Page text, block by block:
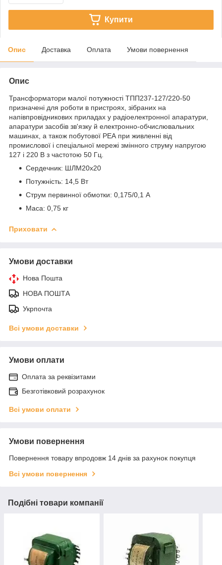
Купити
Опис Доставка Оплата Умови повернення
Опис
Трансформатори малої потужності ТПП237-127/220-50
призначені для роботи в пристроях, зібраних на
напівпровідникових приладах у радіоелектронної апаратури,
апаратури засобів зв'язку й електронно-обчислювальних
машинах, а також побутової РЕА при живленні від
промислової і спеціальної мережі змінного струму напругою
127 і 220 В з частотою 50 Гц.
Сердечник: ШЛМ20х20
Потужність: 14,5 Вт
Струм первинної обмотки: 0,175/0,1 А
Маса: 0,75 кг
Приховати
Умови доставки
Нова Пошта
НОВА ПОШТА
Укрпочта
Всі умови доставки
Умови оплати
Оплата за реквізитами
Безготівковий розрахунок
Всі умови оплати
Умови повернення
Повернення товару впродовж 14 днів за рахунок покупця
Всі умови повернення
Подібні товари компанії